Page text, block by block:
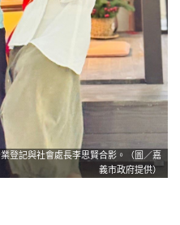
登記與社會處長李思賢合影。（圖／嘉
義市政府提供）